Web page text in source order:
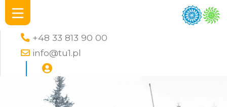
+48 33 813 90 00
info@tu1.pl